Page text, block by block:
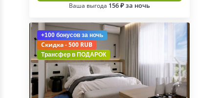
Ваша выгода 156 ₽ за ночь
+100 бонусов за ночь
Скидка - 500 RUB
Трансфер в ПОДАРОК